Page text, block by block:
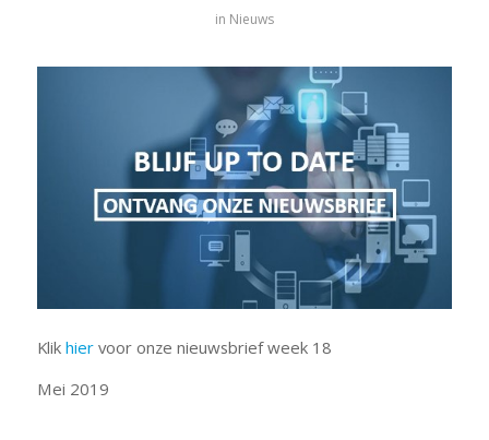
in Nieuws
Klik hiervoor onze nieuwsbrief week 18
Mei 2019